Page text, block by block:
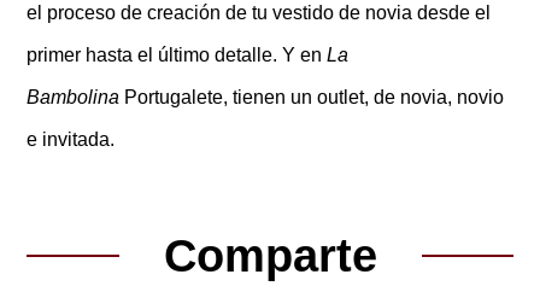
el proceso de creación de tu vestido de novia desde el
primer hasta el último detalle. Y en La
Bambolina Portugalete, tienen un outlet, de novia, novio
e invitada.
Comparte